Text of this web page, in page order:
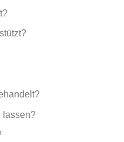
lassen?